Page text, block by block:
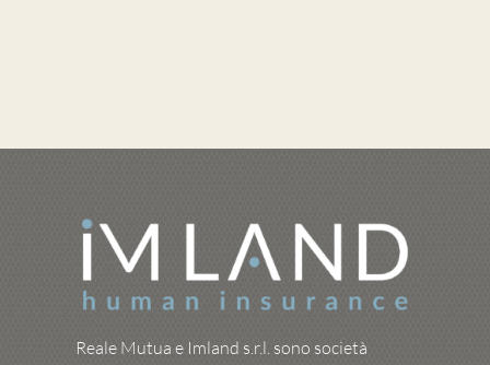
Reale Mutua e Imland s.r.l. sono società